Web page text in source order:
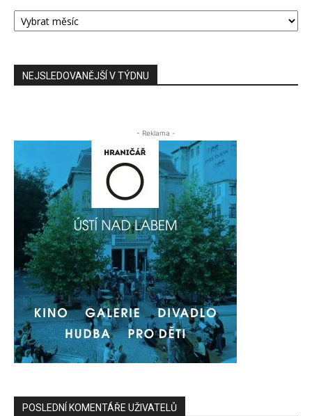
ARCHIV
PŘÍSPĚVKŮ
NEJSLEDOVANĚJŠÍ V TÝDNU
- Reklama -
POSLEDNÍ KOMENTÁŘE UŽIVATELŮ